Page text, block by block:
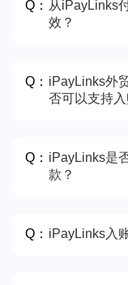
Q： 从iPayLinks
效？
Q： iPayLinks外
否可以支持入
Q： iPayLinks是
款？
Q： iPayLinks入